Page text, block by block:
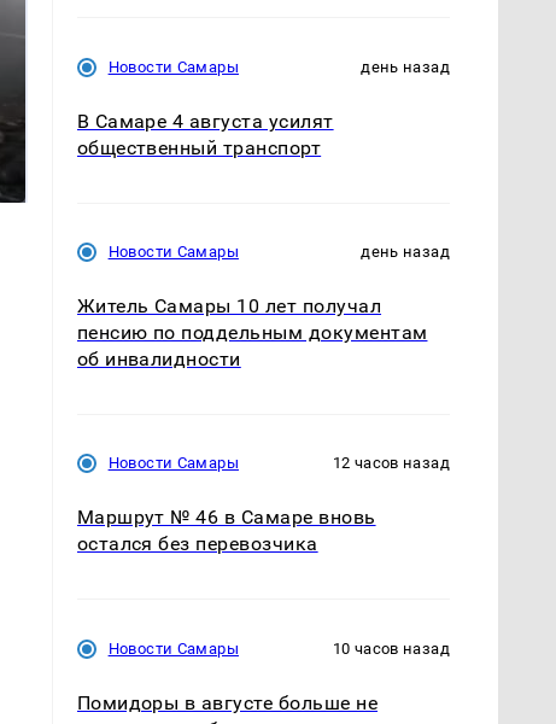
Таких событий не
было с 1945: чего
В магазинах России
ажиотаж из-за этого
Новости Самары день назад
В Самаре 4 августа усилят
общественный транспорт
Новости Самары день назад
Житель Самары 10 лет получал
пенсию по поддельным документам
об инвалидности
Новости Самары 12 часов назад
Маршрут № 46 в Самаре вновь
остался без перевозчика
Новости Самары 10 часов назад
Помидоры в августе больше не